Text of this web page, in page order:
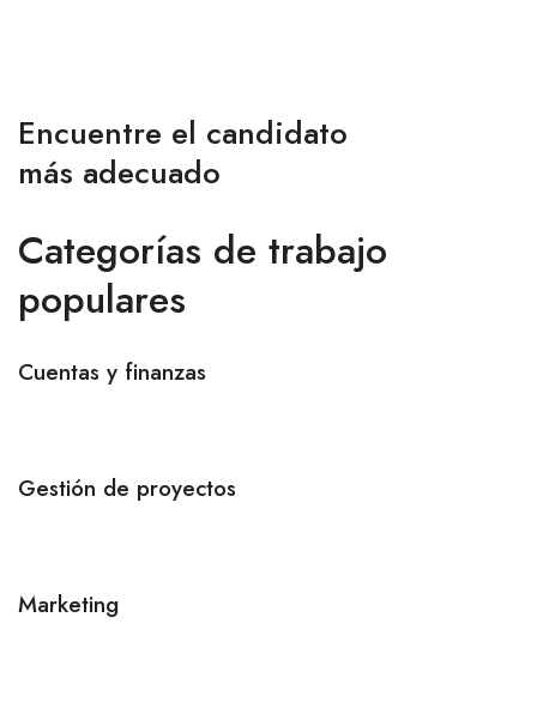
Encuentre el candidato
más adecuado
Categorías de trabajo
populares
Cuentas y finanzas
Gestión de proyectos
Marketing